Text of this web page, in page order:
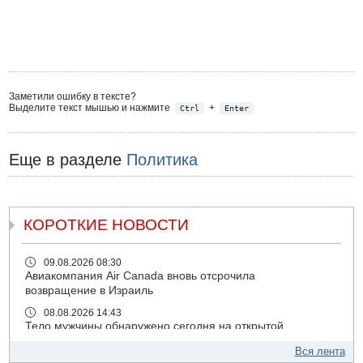
Заметили ошибку в тексте?
Выделите текст мышью и нажмите
Ctrl + Enter
Еще в разделе Политика
КОРОТКИЕ НОВОСТИ
09.08.2026 08:30
Авиакомпания Air Canada вновь отсрочила
возвращение в Израиль
08.08.2026 14:43
Тело мужчины обнаружено сегодня на открытой
Вся лента